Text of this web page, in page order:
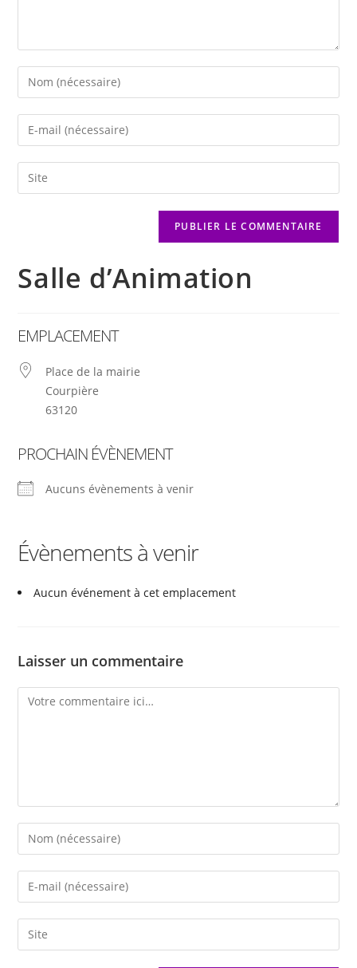
Salle d’Animation
EMPLACEMENT
Place de la mairie
Courpière
63120
PROCHAIN ÉVÈNEMENT
Aucuns évènements à venir
Évènements à venir
Aucun événement à cet emplacement
Laisser un commentaire